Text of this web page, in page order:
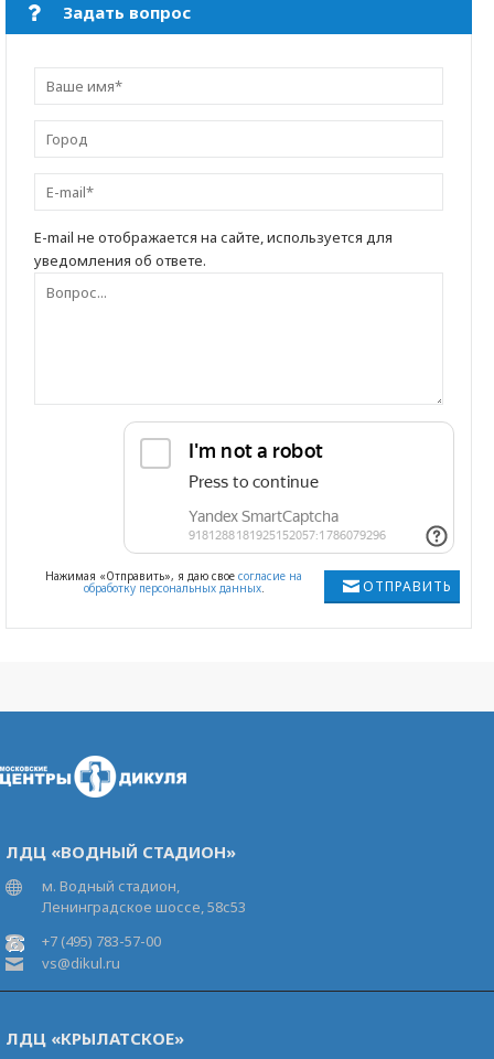
Задать вопрос
E-mail не отображается на сайте, используется для
уведомления об ответе.
ОТПРАВИТЬ
Нажимая «Отправить», я даю свое согласие на
обработку персональных данных.
ЛДЦ «ВОДНЫЙ СТАДИОН»
м. Водный стадион,
Ленинградское шоссе, 58с53
+7 (495) 783-57-00
vs@dikul.ru
ЛДЦ «КРЫЛАТСКОЕ»